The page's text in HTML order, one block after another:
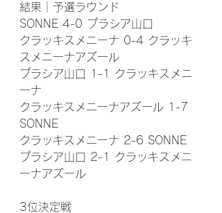
結果｜予選ラウンド
SONNE 4-0 プラシア山口
クラッキスメニーナ 0-4 クラッキ
スメニーナアズール
プラシア山口 1-1 クラッキスメニ
ーナ
クラッキスメニーナアズール 1-7
SONNE
クラッキスメニーナ 2-6 SONNE
プラシア山口 2-1 クラッキスメニ
ーナアズール
3位決定戦